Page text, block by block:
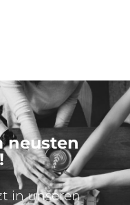
neusten
in unseren